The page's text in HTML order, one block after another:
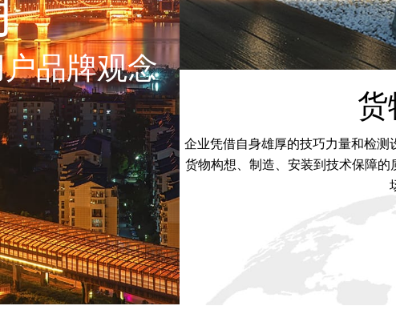
品牌观念
货
企业凭借自身雄厚的技巧力量和检
货物构想、制造、安装到技术保障的